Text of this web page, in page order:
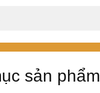
sản phẩm